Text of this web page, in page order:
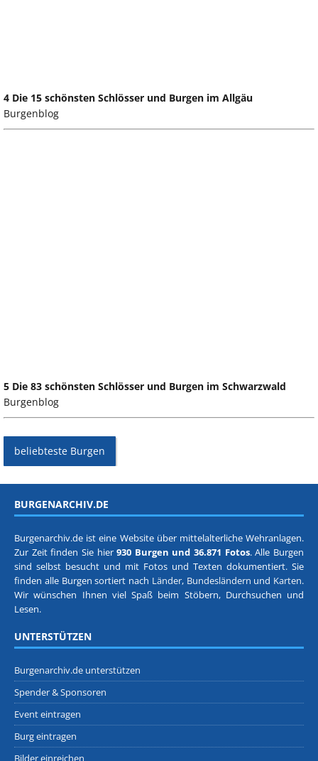
4 Die 15 schönsten Schlösser und Burgen im Allgäu
Burgenblog
5 Die 83 schönsten Schlösser und Burgen im Schwarzwald
Burgenblog
beliebteste Burgen
BURGENARCHIV.DE
Burgenarchiv.de ist eine Website über mittelalterliche Wehranlagen.
Zur Zeit finden Sie hier930 Burgen und 36.871 Fotos. Alle Burgen
sind selbst besucht und mit Fotos und Texten dokumentiert. Sie
finden alle Burgen sortiert nach Länder, Bundesländern und Karten.
Wir wünschen Ihnen viel Spaß beim Stöbern, Durchsuchen und
Lesen.
UNTERSTÜTZEN
Burgenarchiv.de unterstützen
Spender & Sponsoren
Event eintragen
Burg eintragen
Bilder einreichen